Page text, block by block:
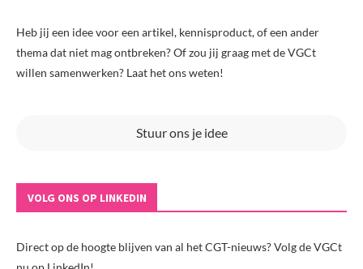
Heb jij een idee voor een artikel, kennisproduct, of een ander
thema dat niet mag ontbreken? Of zou jij graag met de VGCt
willen samenwerken? Laat het ons weten!
Stuur ons je idee
VOLG ONS OP LINKEDIN
Direct op de hoogte blijven van al het CGT-nieuws? Volg de VGCt